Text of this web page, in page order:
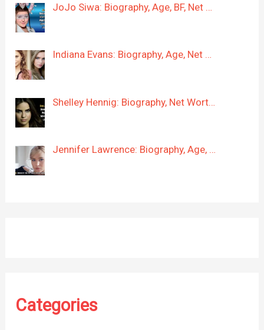
JoJo Siwa: Biography, Age, BF, Net …
Indiana Evans: Biography, Age, Net …
Shelley Hennig: Biography, Net Wort…
Jennifer Lawrence: Biography, Age, …
Categories